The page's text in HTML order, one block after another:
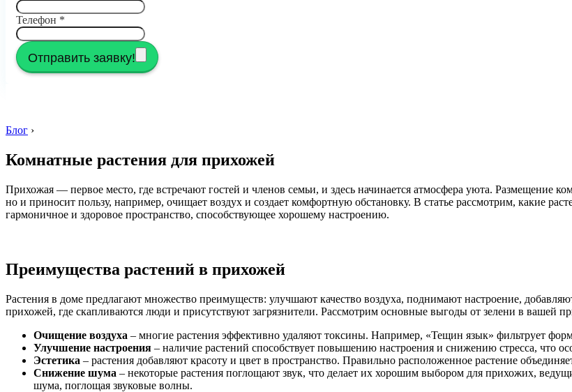
Телефон *
Отправить заявку!
Блог ›
Комнатные растения для прихожей
Прихожая — первое место, где встречают гостей и членов семьи, и здесь начинается атмосфера уюта. Размещение
но и приносит пользу, например, очищает воздух и создает комфортную обстановку. В статье рассмотрим, какие
гармоничное и здоровое пространство, способствующее хорошему настроению.
Преимущества растений в прихожей
Растения в доме предлагают множество преимуществ: улучшают качество воздуха, поднимают настроение,
прихожей, где скапливаются люди и присутствуют загрязнители. Рассмотрим основные выгоды от зелени в вашей
Очищение воздуха – многие растения эффективно удаляют токсины. Например, «Тещин язык» фильтрует
Улучшение настроения – наличие растений способствует повышению настроения и снижению стресса, что
Эстетика – растения добавляют красоту и цвет в пространство. Правильно расположенное растение
Снижение шума – некоторые растения поглощают звук, что делает их хорошим выбором для прихожих,
шума, поглощая звуковые волны.